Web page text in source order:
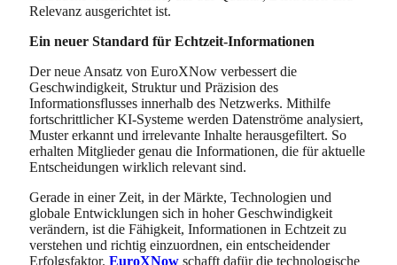
Relevanz ausgerichtet ist.
Ein neuer Standard für Echtzeit-Informationen
Der neue Ansatz von EuroXNow verbessert die
Geschwindigkeit, Struktur und Präzision des
Informationsflusses innerhalb des Netzwerks. Mithilfe
fortschrittlicher KI-Systeme werden Datenströme analysiert,
Muster erkannt und irrelevante Inhalte herausgefiltert. So
erhalten Mitglieder genau die Informationen, die für aktuelle
Entscheidungen wirklich relevant sind.
Gerade in einer Zeit, in der Märkte, Technologien und
globale Entwicklungen sich in hoher Geschwindigkeit
verändern, ist die Fähigkeit, Informationen in Echtzeit zu
verstehen und richtig einzuordnen, ein entscheidender
Erfolgsfaktor. EuroXNow schafft dafür die technologische